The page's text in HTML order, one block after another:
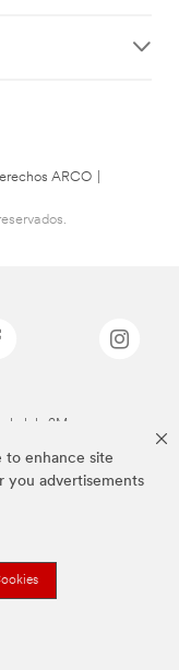
to enhance site
you advertisements
ARCO
de 3M